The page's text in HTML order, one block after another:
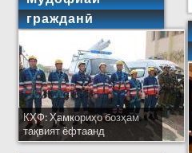
гражданӣ
КҲФ: Ҳамкориҳо бозҳам
тақвият ёфтаанд